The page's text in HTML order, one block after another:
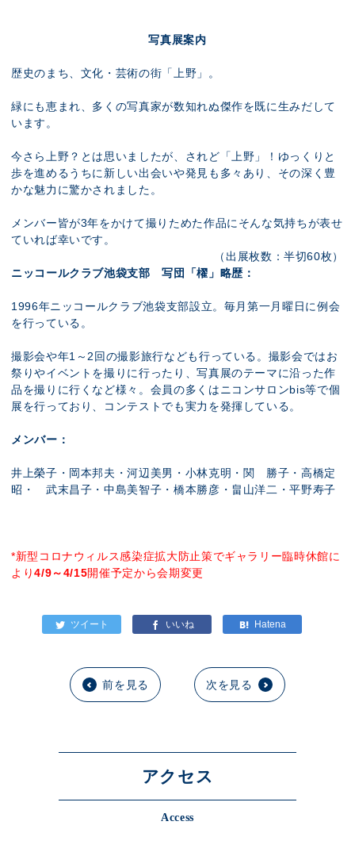
写真展案内
歴史のまち、文化・芸術の街「上野」。
緑にも恵まれ、多くの写真家が数知れぬ傑作を既に生みだして
います。
今さら上野？とは思いましたが、されど「上野」！ゆっくりと
歩を進めるうちに新しい出会いや発見も多々あり、その深く豊
かな魅力に驚かされました。
メンバー皆が3年をかけて撮りためた作品にそんな気持ちが表せ
ていれば幸いです。
（出展枚数：半切60枚）
ニッコールクラブ池袋支部 写団「櫂」略歴：
1996年ニッコールクラブ池袋支部設立。毎月第一月曜日に例会
を行っている。
撮影会や年1～2回の撮影旅行なども行っている。撮影会ではお
祭りやイベントを撮りに行ったり、写真展のテーマに沿った作
品を撮りに行くなど様々。会員の多くはニコンサロンbis等で個
展を行っており、コンテストでも実力を発揮している。
メンバー：
井上榮子・岡本邦夫・河辺美男・小林克明・関 勝子・高橋定
昭・ 武末昌子・中島美智子・橋本勝彦・畠山洋二・平野寿子
*新型コロナウィルス感染症拡大防止策でギャラリー臨時休館に
より4/9～4/15開催予定から会期変更
前を見る 次を見る
アクセス
Access